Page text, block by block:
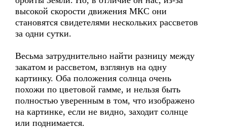
высокой скорости движения МКС они
становятся свидетелями нескольких рассветов
за одни сутки.
Весьма затруднительно найти разницу между
закатом и рассветом, взглянув на одну
картинку. Оба положения солнца очень
похожи по цветовой гамме, и нельзя быть
полностью уверенным в том, что изображено
на картинке, если не видно, заходит солнце
или поднимается.